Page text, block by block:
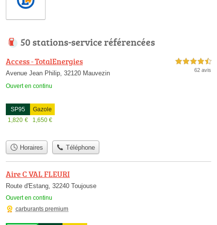
50 stations-service référencées
Access - TotalEnergies
Avenue Jean Philip, 32120 Mauvezin
Ouvert en continu
4,5 étoiles sur 5
62 avis
SP95
1,820 €
Gazole
1,650 €
Horaires Téléphone
Aire C VAL FLEURI
Route d'Estang, 32240 Toujouse
Ouvert en continu
carburants premium